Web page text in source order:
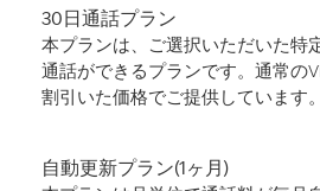
30日通話プラン
本プランは、ご選択いただいた特
通話ができるプランです。通常の
割引いた価格でご提供しています。
自動更新プラン(1ヶ月)